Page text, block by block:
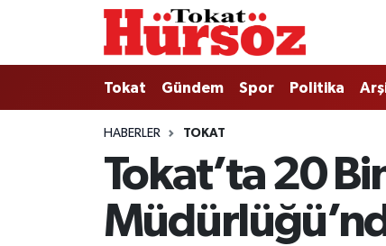
Tokat Gündem Spor Politika
HABERLER TOKAT
Tokat’ta 20
Tokat
Türkiye Gündemi
Gündem
Nöbetçi Eczaneler
Hava Durumu
Tokat Namaz Vakitleri
Trafik Durumu